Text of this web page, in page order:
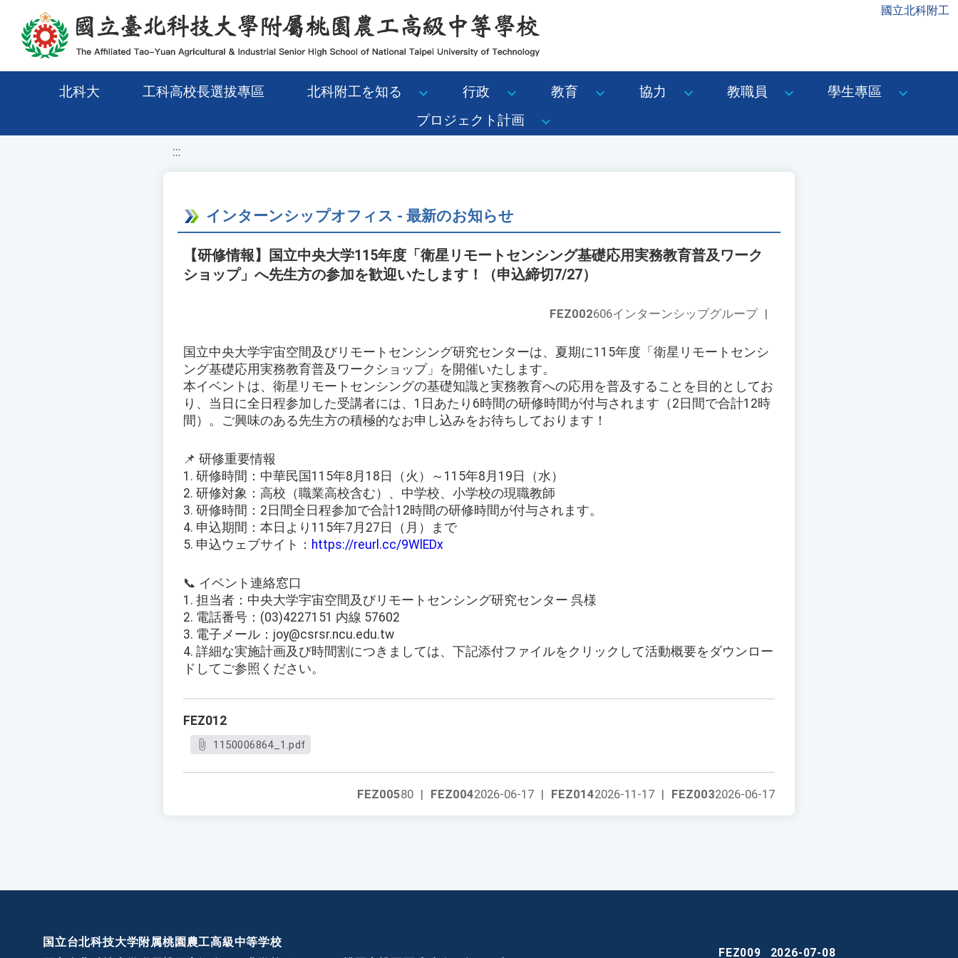
移至網頁之主要內容區位置 國立北科附工
北科大 工科高校長選拔專區 北科附工を知る 行政 教育 協力 教職員
學生專區
プロジェクト計画
:::
インターンシップオフィス - 最新のお知らせ
【研修情報】国立中央大学115年度「衛星リモートセンシング基礎応用実務教育普及ワーク
ショップ」へ先生方の参加を歓迎いたします！（申込締切7/27）
FEZ002606インターンシップグループ |
国立中央大学宇宙空間及びリモートセンシング研究センターは、夏期に115年度「衛星リモートセンシ
ング基礎応用実務教育普及ワークショップ」を開催いたします。
本イベントは、衛星リモートセンシングの基礎知識と実務教育への応用を普及することを目的としてお
り、当日に全日程参加した受講者には、1日あたり6時間の研修時間が付与されます（2日間で合計12時
間）。ご興味のある先生方の積極的なお申し込みをお待ちしております！
📌 研修重要情報
1. 研修時間：中華民国115年8月18日（火）～115年8月19日（水）
2. 研修対象：高校（職業高校含む）、中学校、小学校の現職教師
3. 研修時間：2日間全日程参加で合計12時間の研修時間が付与されます。
4. 申込期間：本日より115年7月27日（月）まで
5. 申込ウェブサイト： https://reurl.cc/9WlEDx
📞 イベント連絡窓口
1. 担当者：中央大学宇宙空間及びリモートセンシング研究センター 呉様
2. 電話番号：(03)4227151 内線 57602
3. 電子メール：joy@csrsr.ncu.edu.tw
4. 詳細な実施計画及び時間割につきましては、下記添付ファイルをクリックして活動概要をダウンロー
ドしてご参照ください。
FEZ012
1150006864_1.pdf
FEZ0032026-06-17
FEZ0142026-11-17 |
FEZ0042026-06-17 |
FEZ00580 |
国立台北科技大学附属桃園農工高級中等学校
FEZ009 2026-07-08